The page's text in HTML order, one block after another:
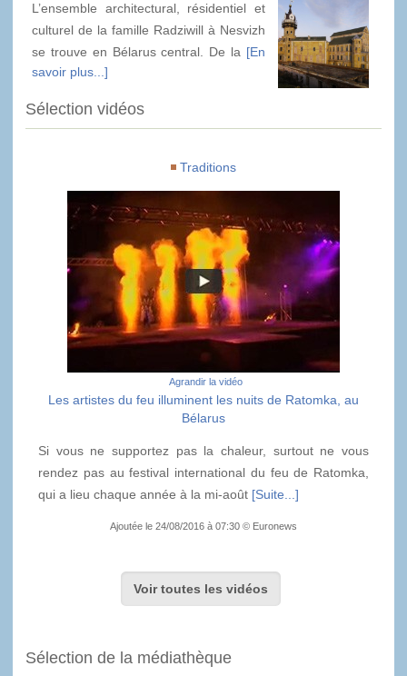
L’ensemble architectural, résidentiel et
culturel de la famille Radziwill à Nesvizh
se trouve en Bélarus central. De la [En
savoir plus...]
Sélection vidéos
Traditions
Agrandir la vidéo
Les artistes du feu illuminent les nuits de Ratomka, au
Bélarus
Si vous ne supportez pas la chaleur, surtout ne vous
rendez pas au festival international du feu de Ratomka,
qui a lieu chaque année à la mi-août [Suite...]
Ajoutée le 24/08/2016 à 07:30 © Euronews
Voir toutes les vidéos
Sélection de la médiathèque